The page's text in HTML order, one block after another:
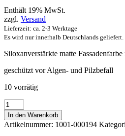
Enthält 19% MwSt.
zzgl. Versand
Lieferzeit: ca. 2-3 Werktage
Es wird nur innerhalb Deutschlands geliefert.
Siloxanverstärkte matte
geschützt vor Algen- und Pilzbefall
10 vorrätig
Caparol
Amphisil
Weiß
12,5
In den Warenkorb
Artikelnummer: 1001-000194